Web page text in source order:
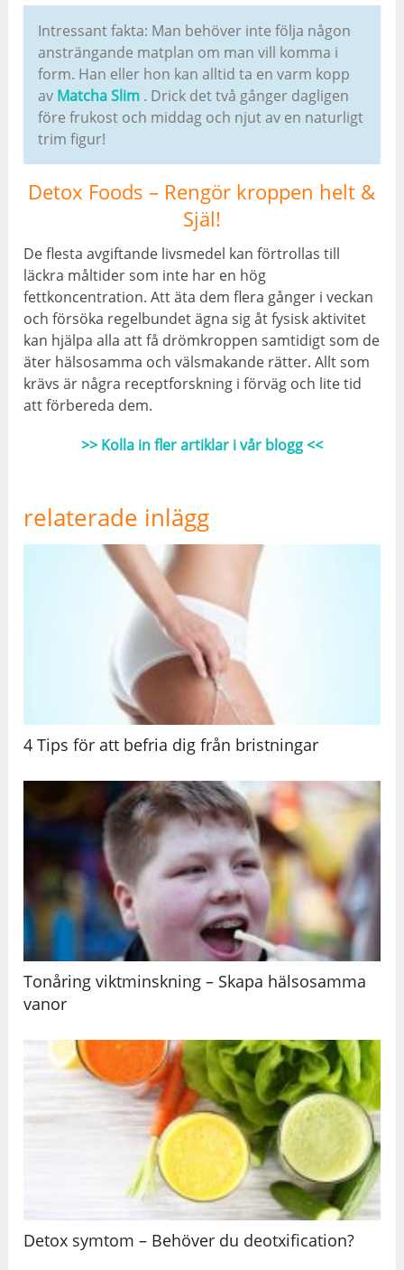
Intressant fakta: Man behöver inte följa någon
ansträngande matplan om man vill komma i
form. Han eller hon kan alltid ta en varm kopp
av Matcha Slim . Drick det två gånger dagligen
före frukost och middag och njut av en naturligt
trim figur!
Detox Foods – Rengör kroppen helt &
Själ!
De flesta avgiftande livsmedel kan förtrollas till
läckra måltider som inte har en hög
fettkoncentration. Att äta dem flera gånger i veckan
och försöka regelbundet ägna sig åt fysisk aktivitet
kan hjälpa alla att få drömkroppen samtidigt som de
äter hälsosamma och välsmakande rätter. Allt som
krävs är några receptforskning i förväg och lite tid
att förbereda dem.
>> Kolla in fler artiklar i vår blogg <<
relaterade inlägg
4 Tips för att befria dig från bristningar
Tonåring viktminskning – Skapa hälsosamma
vanor
Detox symtom – Behöver du deotxification?